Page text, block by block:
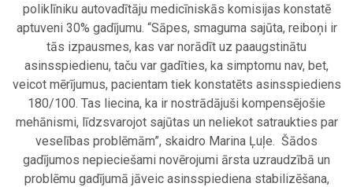
poliklīniku autovadītāju medicīniskās komisijas konstatē
aptuveni 30% gadījumu. “Sāpes, smaguma sajūta, reiboņi ir
tās izpausmes, kas var norādīt uz paaugstinātu
asinsspiedienu, taču var gadīties, ka simptomu nav, bet,
veicot mērījumus, pacientam tiek konstatēts asinsspiediens
180/100. Tas liecina, ka ir nostrādājuši kompensējošie
mehānismi, līdzsvarojot sajūtas un neliekot satraukties par
veselības problēmām”, skaidro Marina Ļuļe. Šādos
gadījumos nepieciešami novērojumi ārsta uzraudzībā un
problēmu gadījumā jāveic asinsspiediena stabilizēšana,